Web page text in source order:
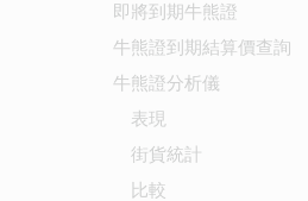
即將到期牛熊證
牛熊證到期結算價查詢
牛熊證分析儀
表現
街貨統計
比較